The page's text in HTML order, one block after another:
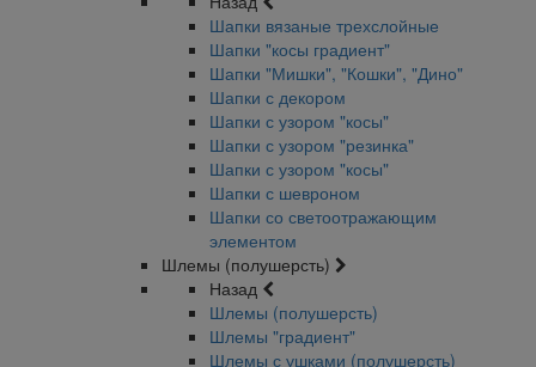
Шапки вязаные трехслойные
Шапки "косы градиент"
Шапки "Мишки", "Кошки", "Дино"
Шапки с декором
Шапки с узором "косы"
Шапки с узором "резинка"
Шапки с узором "косы"
Шапки с шевроном
Шапки со светоотражающим
элементом
Шлемы (полушерсть)
Назад
Шлемы (полушерсть)
Шлемы "градиент"
Шлемы с ушками (полушерсть)